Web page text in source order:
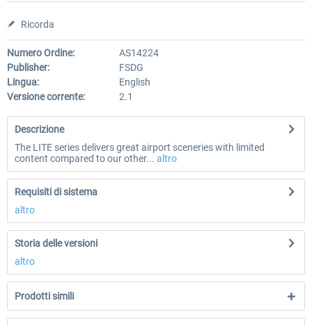
Ricorda
Numero Ordine:
AS14224
Publisher:
FSDG
Lingua:
English
Versione corrente:
2.1
Descrizione
The LITE series delivers great airport sceneries with limited
content compared to our other... altro
Requisiti di sistema
altro
Storia delle versioni
altro
Prodotti simili